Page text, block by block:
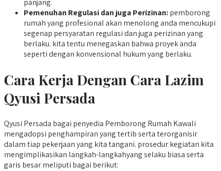
Pemenuhan Regulasi dan juga Perizinan:pemborong
rumah yang profesional akan menolong anda mencukupi
segenap persyaratan regulasi dan juga perizinan yang
berlaku. kita tentu menegaskan bahwa proyek anda
seperti dengan konvensional hukum yang berlaku.
Cara Kerja Dengan Cara Lazim
Qyusi Persada
Qyusi Persada bagai penyedia Pemborong Rumah Kawali
mengadopsi penghampiran yang tertib serta terorganisir
dalam tiap pekerjaan yang kita tangani. prosedur kegiatan kita
mengimplikasikan langkah-langkahyang selaku biasa serta
garis besar meliputi bagai berikut: